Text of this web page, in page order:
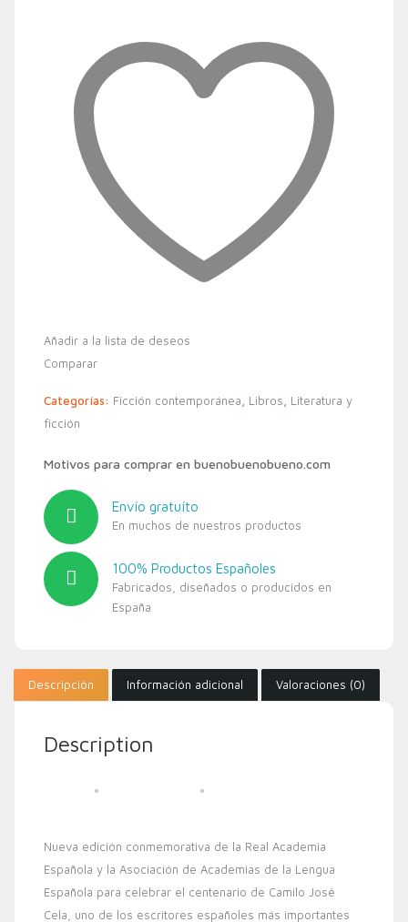
Añadir a la lista de deseos
Comparar
Categorías: Ficción contemporánea Libros
Literatura y
ficción
Motivos para comprar en buenobuenobueno.com
Envío gratuíto
En muchos de nuestros productos
100% Productos Españoles
Fabricados, diseñados o producidos en
España
Descripción Información adicional Valoraciones (0)
Description
Nueva edición conmemorativa de la Real Academia
Española y la Asociación de Academias de la Lengua
Española para celebrar el centenario de Camilo José
Cela, uno de los escritores españoles más importantes